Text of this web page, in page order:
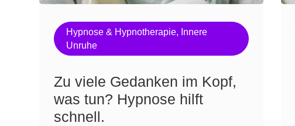
Hypnose & Hypnotherapie, Innere
Unruhe
Zu viele Gedanken im Kopf,
was tun? Hypnose hilft
schnell.